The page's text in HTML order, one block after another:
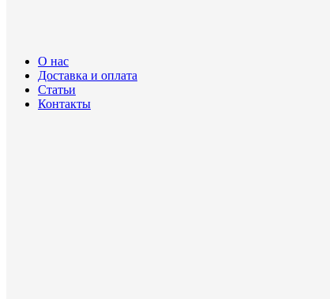
О нас
Доставка и оплата
Статьи
Контакты